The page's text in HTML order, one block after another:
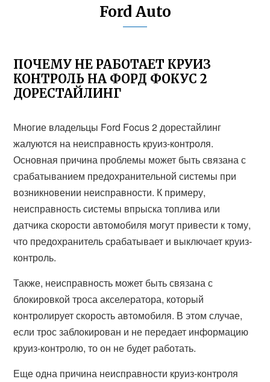
Ford Auto
ПОЧЕМУ НЕ РАБОТАЕТ КРУИЗ
КОНТРОЛЬ НА ФОРД ФОКУС 2
ДОРЕСТАЙЛИНГ
Многие владельцы Ford Focus 2 дорестайлинг
жалуются на неисправность круиз-контроля.
Основная причина проблемы может быть связана с
срабатыванием предохранительной системы при
возникновении неисправности. К примеру,
неисправность системы впрыска топлива или
датчика скорости автомобиля могут привести к тому,
что предохранитель срабатывает и выключает круиз-
контроль.
Также, неисправность может быть связана с
блокировкой троса акселератора, который
контролирует скорость автомобиля. В этом случае,
если трос заблокирован и не передает информацию
круиз-контролю, то он не будет работать.
Еще одна причина неисправности круиз-контроля